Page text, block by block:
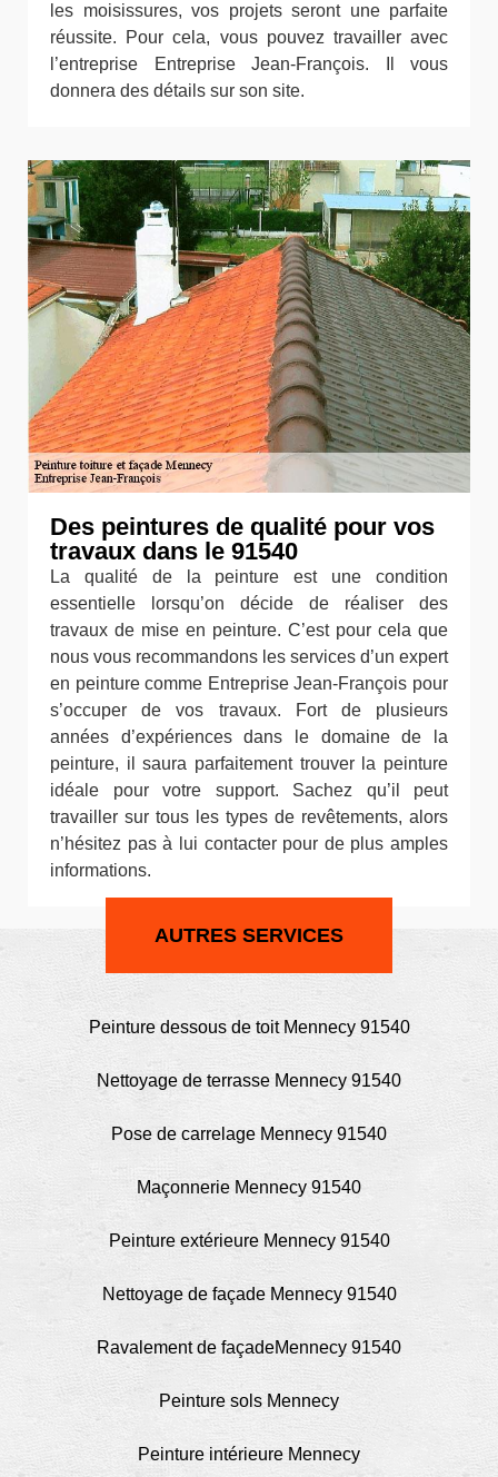
les moisissures, vos projets seront une parfaite
réussite. Pour cela, vous pouvez travailler avec
l’entreprise Entreprise Jean-François. Il vous
donnera des détails sur son site.
Des peintures de qualité pour vos
travaux dans le 91540
La qualité de la peinture est une condition
essentielle lorsqu’on décide de réaliser des
travaux de mise en peinture. C’est pour cela que
nous vous recommandons les services d’un expert
en peinture comme Entreprise Jean-François pour
s’occuper de vos travaux. Fort de plusieurs
années d’expériences dans le domaine de la
peinture, il saura parfaitement trouver la peinture
idéale pour votre support. Sachez qu’il peut
travailler sur tous les types de revêtements, alors
n’hésitez pas à lui contacter pour de plus amples
informations.
AUTRES SERVICES
Peinture dessous de toit Mennecy 91540
Nettoyage de terrasse Mennecy 91540
Pose de carrelage Mennecy 91540
Maçonnerie Mennecy 91540
Peinture extérieure Mennecy 91540
Nettoyage de façade Mennecy 91540
Ravalement de façadeMennecy 91540
Peinture sols Mennecy
Peinture intérieure Mennecy